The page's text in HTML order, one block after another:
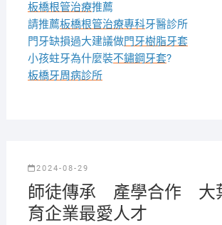
板橋根管治療推薦
請推薦板橋根管治療專科牙醫診所
門牙缺損過大建議做門牙樹脂牙套
小孩蛀牙為什麼裝不鏽鋼牙套?
板橋牙周病診所
2024-08-29
師徒傳承 產學合作 大
育企業最愛人才